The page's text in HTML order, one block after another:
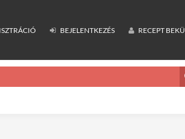
BEJELENTKEZÉS RECEPT